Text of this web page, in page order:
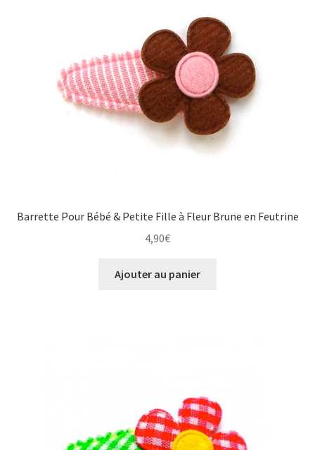
Barrette Pour Bébé & Petite Fille à Fleur Brune en Feutrine
4,90€
Ajouter au panier